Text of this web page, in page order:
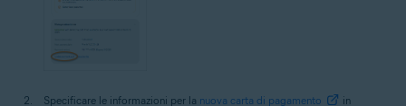
Specificare le informazioni per la nuova carta di pagamento in